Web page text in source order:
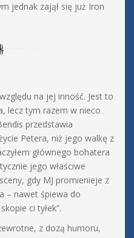
jednak zajął się już Iron
na jej inność. Jest to
lecz tym razem w nieco
przedstawia
Petera, niż jego walkę z
głównego bohatera
jego właściwe
gdy MJ promienieje z
– nawet śpiewa do
ci tyłek”.
z dozą humoru,